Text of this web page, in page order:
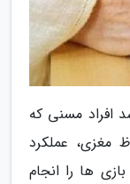
افراد مسنی که
مغزی، عملکرد
ها را انجام